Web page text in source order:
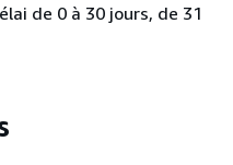
de 0 à 30 jours, de 31